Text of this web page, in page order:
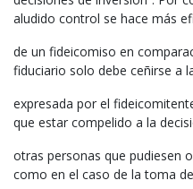
aludido control se hace más
de un fideicomiso en
fiduciario solo debe ceñirse a
expresada por el
que estar compelido a la
otras personas que pudiesen
como en el caso de la toma